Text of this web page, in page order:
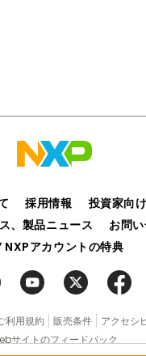
採用情報
投資家向
、製品ニュース
お問
NXPアカウントの特典
利用規約 販売条件
アクセシ
サイトのフィードバック